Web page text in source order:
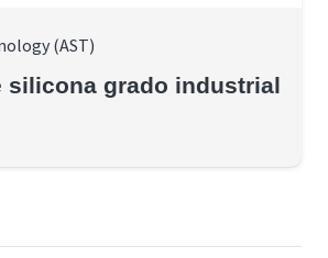
(AST)
silicona grado industrial